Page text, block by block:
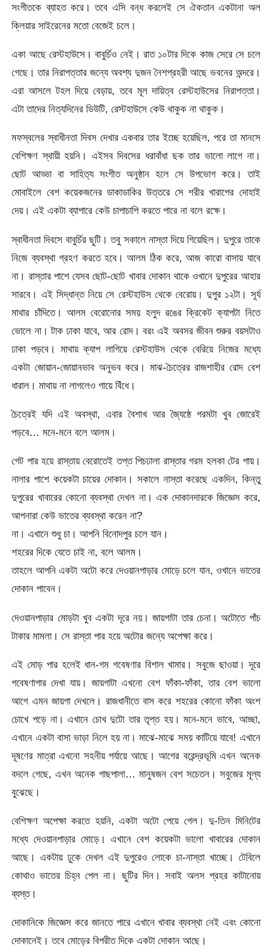
সংগীতকে ব্যাহত করে। তবে এসি বন্ধ করলেই সে ঐকতান একটানা অল
ক্লিয়ার সাইরেনের মতো বেজেই চলে।
একা আছে রেস্টহাউসে। বাবুর্চিও নেই। রাত ১০টার দিকে কাজ সেরে সে চলে
গেছে। তার নিরাপত্তার জন্যে অবশ্য দুজন নৈশপ্রহরী আছে ভবনের অন্দরে।
এরা আসলে টহল দিয়ে বেড়ায়, তবে মূল দায়িত্ব রেস্টহাউসের নিরাপত্তা।
এটা তাদের নিত্যদিনের ডিউটি, রেস্টহাউসে কেউ থাকুক না থাকুক।
মফস্বলের স্বাধীনতা দিবস দেখার একবার তার ইচ্ছে হয়েছিল, পরে তা মানসে
বেশিক্ষণ স্থায়ী হয়নি। এইসব দিবসের ধরাবাঁধা ছক তার ভালো লাগে না।
ছোট আড্ডা বা সাহিত্য সংগীত অনুষ্ঠান হলে সে উপভোগ করে। তাই
মোবাইলে বেশ কয়েকজনের ডাকাডাকির উত্তরে সে শরীর খারাপের দোহাই
দেয়। এই একটা ব্যাপারে কেউ চাপাচাপি করতে পারে না বলে রক্ষে।
স্বাধীনতা দিবসে বাবুর্চির ছুটি। তবু সকালে নাস্তা দিয়ে গিয়েছিল। দুপুরে তাকে
নিজে ব্যবস্থা গ্রহণ করতে হবে। আলম ঠিক করে, আজ কারো বাসায় যাবে
না। রাস্তার পাশে যেসব ছোট-ছোট খাবার দোকান থাকে ওখানে দুপুরের আহার
সারবে। এই সিদ্ধান্ত নিয়ে সে রেস্টহাউস থেকে বেরোয়। দুপুর ১২টা। সূর্য
মাথার চাঁদিতে। আলম বেরোনোর সময় হলুদ রঙের ক্রিকেট ক্যাপটা নিতে
ভোলে না। টাক ঢাকা যাবে, আর রোদ। বরং এই অবসর জীবন শুরুর বয়সটাও
ঢাকা পড়বে। মাথায় ক্যাপ লাগিয়ে রেস্টহাউস থেকে বেরিয়ে নিজের মধ্যে
একটা জোয়ান-জোয়ানভাব অনুভব করে। মাঝ-চৈত্রের রাজশাহীর রোদ বেশ
ধারাল। মাথায় না লাগলেও গায়ে বিঁধে।
চৈত্রেই যদি এই অবস্থা, এবার বৈশাখ আর জ্যৈষ্ঠে গরমটা খুব জোরেই
পড়বে… মনে-মনে বলে আলম।
গেট পার হয়ে রাস্তায় বেরোতেই তপ্ত পিচঢালা রাস্তার গরম হলকা টের পায়।
নালার পাশে কয়েকটা চায়ের দোকান। সকালে নাস্তা করেছে একদিন, কিন্তু
দুপুরের খাবারের কোনো ব্যবস্থা দেখল না। এক দোকানদারকে জিজ্ঞেস করে,
আপনারা কেউ ভাতের ব্যবস্থা করেন না?
না। এখানে শুধু চা। আপনি বিনোদপুর চলে যান।
শহরের দিকে যেতে চাই না, বলে আলম।
তাহলে আপনি একটা অটো করে দেওয়ানপাড়ার মোড়ে চলে যান, ওখানে ভাতের
দোকান পাবেন।
দেওয়ানপাড়ার মোড়টা খুব একটা দূরে নয়। জায়গাটা তার চেনা। অটোতে পাঁচ
টাকার মামলা। সে রাস্তা পার হয়ে অটোর জন্যে অপেক্ষা করে।
এই মোড় পার হলেই ধান-গম গবেষণার বিশাল খামার। সবুজে ছাওয়া। দূরে
গবেষণাগার দেখা যায়। জায়গাটা এখনো বেশ ফাঁকা-ফাঁকা, তার বেশ ভালো
আগে এমন জায়গা দেখলে। রাজধানীতে বাস করে শহরের কোনো ফাঁকা অংশ
চোখে পড়ে না। এখানে চোখ দুটো তার তৃপ্ত হয়। মনে-মনে ভাবে, আচ্ছা,
এখানে একটা বাসা ভাড়া নিলে হয় না। মাঝে-মাঝে সময় কাটিয়ে যাবে! এখানে
দূষণের মাত্রা এখনো সহনীয় পর্যায়ে আছে। আগের বরেন্দ্রভূমি এখন অনেক
বদলে গেছে, এখন অনেক গাছপালা… মানুষজন বেশ সচেতন। সবুজের মূল্য
বুঝেছে।
বেশিক্ষণ অপেক্ষা করতে হয়নি, একটা অটো পেয়ে গেল। দু-তিন মিনিটের
মধ্যে দেওয়ানপাড়ার মোড়ে। এখানে বেশ কয়েকটা ভালো খাবারের দোকান
আছে। একটায় ঢুকে দেখল এই দুপুরেও লোকে চা-নাস্তা খাচ্ছে। টেবিলে
কোথাও ভাতের চিহ্ন পেল না। ছুটির দিন। সবাই অলস প্রহর কাটানোয়
ব্যস্ত।
দোকানিকে জিজ্ঞেস করে জানতে পারে এখানে খাবার ব্যবস্থা নেই এবং কোনো
দোকানেই। তবে মোড়ের বিপরীত দিকে একটা দোকান আছে।